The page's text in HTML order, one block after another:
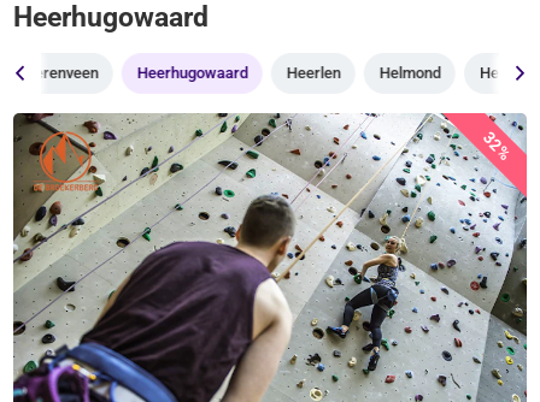
Heerhugowaard
Heerenveen Heerhugowaard Heerlen Helmond Hengelo
32%